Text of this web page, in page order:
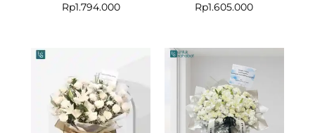
Rp1.794.000
Rp1.605.000